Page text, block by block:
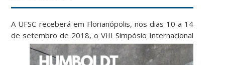
A UFSC receberá em Florianópolis, nos dias 10 a 14
de setembro de 2018, o VIII Simpósio Internacional